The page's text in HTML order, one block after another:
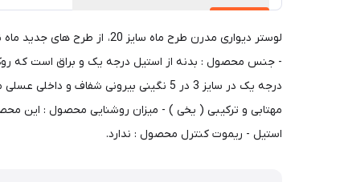
- جنس محصول : بدنه از استیل درجه یک و براق است که
درجه یک در سایز 3 در 5 نگینی
استیل - ریموت کنترل محصول : ندارد.